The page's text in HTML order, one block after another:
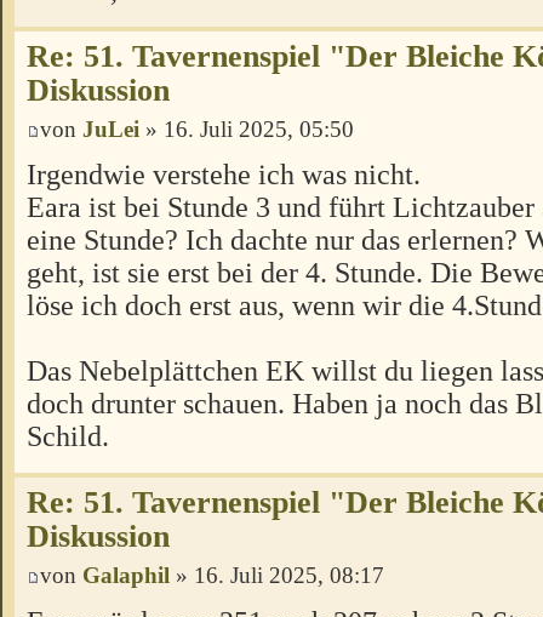
Re: 51. Tavernenspiel "Der Bleiche
Diskussion
von JuLei » 16. Juli 2025, 05:50
Irgendwie verstehe ich was nicht.
Eara ist bei Stunde 3 und führt Lichtzauber
eine Stunde? Ich dachte nur das erlernen?
geht, ist sie erst bei der 4. Stunde. Die
löse ich doch erst aus, wenn wir die
Das Nebelplättchen EK willst du liegen
doch drunter schauen. Haben ja noch das
Schild.
Re: 51. Tavernenspiel "Der Bleiche
Diskussion
von Galaphil » 16. Juli 2025, 08:17